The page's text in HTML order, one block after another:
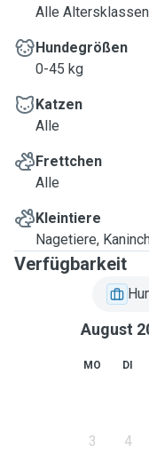
Alle Altersklassen
Hundegrößen
0-45 kg
Katzen
Alle
Frettchen
Alle
Kleintiere
Nagetiere,
Verfügbarkeit
August
MO DI
3 4